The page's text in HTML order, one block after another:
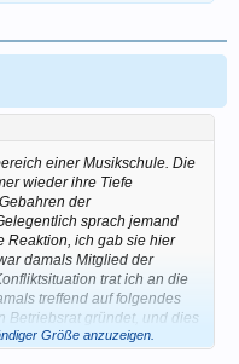
einer Musikschule. Die
wieder ihre Tiefe
der
sprach jemand
Reaktion, ich gab sie hier
damals Mitglied der
trat ich an die
treffend auf folgendes
Betriebsrat gründet, und dies
und der Anzahl der
Größe anzuzeigen.